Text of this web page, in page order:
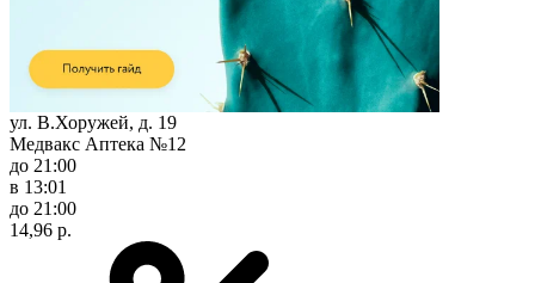
ул. В.Хоружей, д. 19
Медвакс Аптека №12
до 21:00
в 13:01
до 21:00
14,96 р.